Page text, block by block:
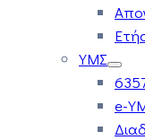
ΥΜΣ
e-